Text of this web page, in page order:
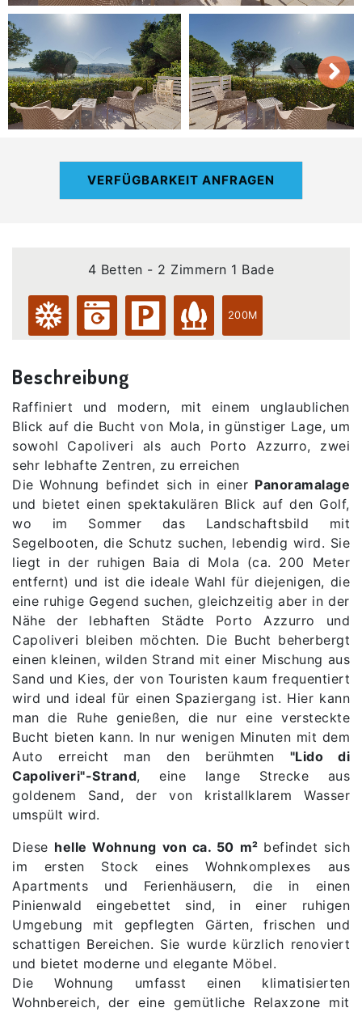
VERFÜGBARKEIT ANFRAGEN
4 Betten - 2 Zimmern 1 Bade
200M
Beschreibung
Raffiniert und modern, mit einem unglaublichen
Blick auf die Bucht von Mola, in günstiger Lage, um
sowohl Capoliveri als auch Porto Azzurro, zwei
sehr lebhafte Zentren, zu erreichen
Die Wohnung befindet sich in einer Panoramalage
und bietet einen spektakulären Blick auf den Golf,
wo im Sommer das Landschaftsbild mit
Segelbooten, die Schutz suchen, lebendig wird. Sie
liegt in der ruhigen Baia di Mola (ca. 200 Meter
entfernt) und ist die ideale Wahl für diejenigen, die
eine ruhige Gegend suchen, gleichzeitig aber in der
Nähe der lebhaften Städte Porto Azzurro und
Capoliveri bleiben möchten. Die Bucht beherbergt
einen kleinen, wilden Strand mit einer Mischung aus
Sand und Kies, der von Touristen kaum frequentiert
wird und ideal für einen Spaziergang ist. Hier kann
man die Ruhe genießen, die nur eine versteckte
Bucht bieten kann. In nur wenigen Minuten mit dem
Auto erreicht man den berühmten "Lido di
Capoliveri"-Strand, eine lange Strecke aus
goldenem Sand, der von kristallklarem Wasser
umspült wird.
Diese helle Wohnung von ca. 50 m² befindet sich
im ersten Stock eines Wohnkomplexes aus
Apartments und Ferienhäusern, die in einen
Pinienwald eingebettet sind, in einer ruhigen
Umgebung mit gepflegten Gärten, frischen und
schattigen Bereichen. Sie wurde kürzlich renoviert
und bietet moderne und elegante Möbel.
Die Wohnung umfasst einen klimatisierten
Wohnbereich, der eine gemütliche Relaxzone mit